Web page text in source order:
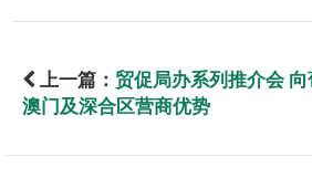
上一篇： 贸促局办系列推介会
澳门及深合区营商优势